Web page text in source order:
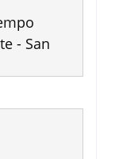
- San